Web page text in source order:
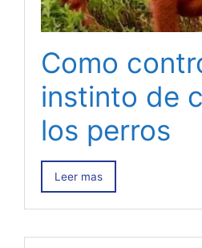
Como
instinto de
los perros
Leer mas